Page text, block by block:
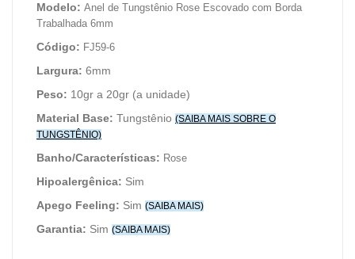
Modelo: Anel de Tungstênio Rose Escovado com Borda
Trabalhada 6mm
Código: FJ59-6
Largura: 6mm
Peso: 10gr a 20gr (a unidade)
Material Base: Tungstênio (SAIBA MAIS SOBRE O
TUNGSTÊNIO)
Banho/Características: Rose
Hipoalergênica: Sim
Apego Feeling: Sim (SAIBA MAIS)
Garantia: Sim (SAIBA MAIS)